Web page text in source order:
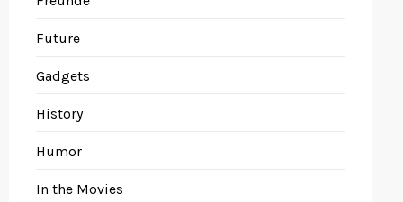
Future
Gadgets
History
Humor
In the Movies